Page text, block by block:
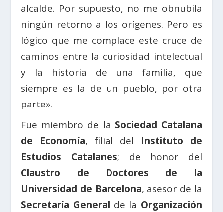
alcalde. Por supuesto, no me obnubila
ningún retorno a los orígenes. Pero es
lógico que me complace este cruce de
caminos entre la curiosidad intelectual
y la historia de una familia, que
siempre es la de un pueblo, por otra
parte».
Fue miembro de la Sociedad Catalana
de Economía, filial del Instituto de
Estudios Catalanes; de honor del
Claustro de Doctores de la
Universidad de Barcelona, asesor de la
Secretaría General de la Organización